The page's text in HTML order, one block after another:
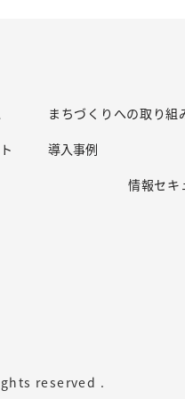
まちづくりへの取り組
導入事例
情報セキ
reserved .